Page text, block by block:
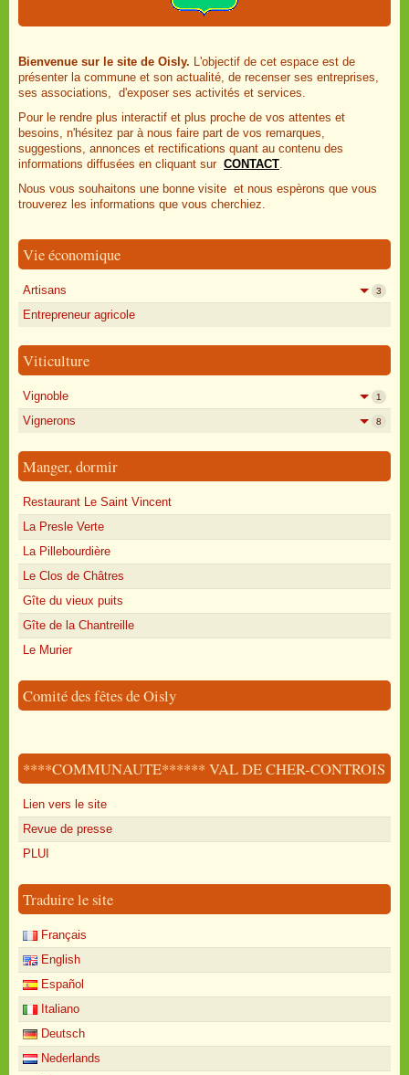
Bienvenue sur le site de Oisly. L'objectif de cet espace est de
présenter la commune et son actualité, de recenser ses entreprises,
ses associations, d'exposer ses activités et services.
Pour le rendre plus interactif et plus proche de vos attentes et
besoins, n'hésitez par à nous faire part de vos remarques,
suggestions, annonces et rectifications quant au contenu des
informations diffusées en cliquant sur CONTACT.
Nous vous souhaitons une bonne visite et nous espèrons que vous
trouverez les informations que vous cherchiez.
Vie économique
Artisans 3
Entrepreneur agricole
Viticulture
Vignoble 1
Vignerons 8
Manger, dormir
Restaurant Le Saint Vincent
La Presle Verte
La Pillebourdière
Le Clos de Châtres
Gîte du vieux puits
Gîte de la Chantreille
Le Murier
Comité des fêtes de Oisly
****COMMUNAUTE****** VAL DE CHER-CONTROIS
Lien vers le site
Revue de presse
PLUI
Traduire le site
Français
English
Español
Italiano
Deutsch
Nederlands